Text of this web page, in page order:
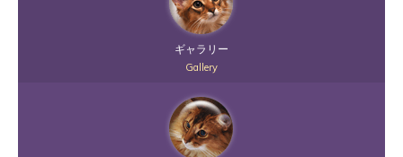
ギャラリー
Gallery